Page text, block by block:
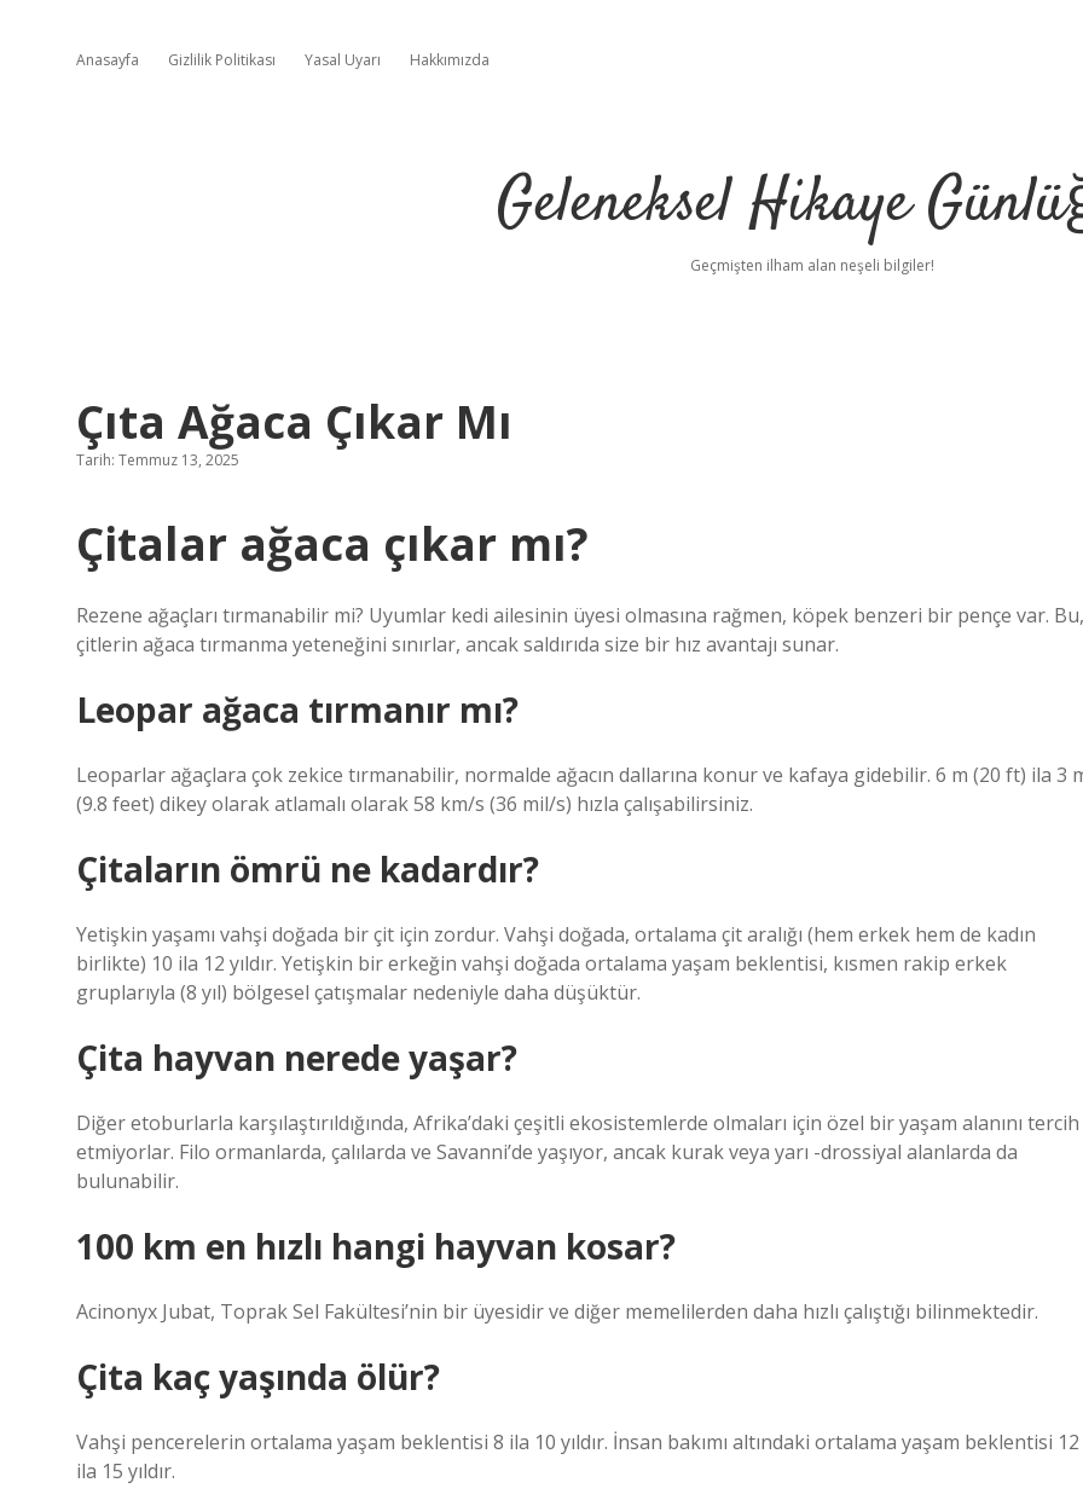
Anasayfa Gizlilik Politikası Yasal Uyarı Hakkımızda
Geleneksel Hikaye
Geçmişten ilham alan neşeli bilgiler!
Çıta Ağaca Çıkar Mı
Tarih: Temmuz 13, 2025
Çitalar ağaca çıkar mı?
Rezene ağaçları tırmanabilir mi? Uyumlar kedi ailesinin üyesi olmasına rağmen, köpek benzeri bir pençe var. Bu,
çitlerin ağaca tırmanma yeteneğini sınırlar, ancak saldırıda size bir hız avantajı sunar.
Leopar ağaca tırmanır mı?
Leoparlar ağaçlara çok zekice tırmanabilir, normalde ağacın dallarına konur ve kafaya gidebilir. 6 m (20 ft) ila 3
(9.8 feet) dikey olarak atlamalı olarak 58 km/s (36 mil/s) hızla çalışabilirsiniz.
Çitaların ömrü ne kadardır?
Yetişkin yaşamı vahşi doğada bir çit için zordur. Vahşi doğada, ortalama çit aralığı (hem erkek hem de kadın
birlikte) 10 ila 12 yıldır. Yetişkin bir erkeğin vahşi doğada ortalama yaşam beklentisi, kısmen rakip erkek
gruplarıyla (8 yıl) bölgesel çatışmalar nedeniyle daha düşüktür.
Çita hayvan nerede yaşar?
Diğer etoburlarla karşılaştırıldığında, Afrika’daki çeşitli ekosistemlerde olmaları için özel bir yaşam alanını tercih
etmiyorlar. Filo ormanlarda, çalılarda ve Savanni’de yaşıyor, ancak kurak veya yarı -drossiyal alanlarda da
bulunabilir.
100 km en hızlı hangi hayvan kosar?
Acinonyx Jubat, Toprak Sel Fakültesi’nin bir üyesidir ve diğer memelilerden daha hızlı çalıştığı bilinmektedir.
Çita kaç yaşında ölür?
Vahşi pencerelerin ortalama yaşam beklentisi 8 ila 10 yıldır. İnsan bakımı altındaki ortalama yaşam beklentisi 12
ila 15 yıldır.